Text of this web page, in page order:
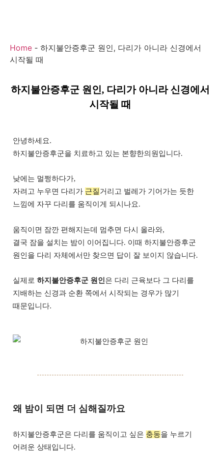
Home - 하지불안증후군 원인, 다리가 아니라 신경에서
시작될 때
하지불안증후군 원인, 다리가 아니라 신경에서
시작될 때
안녕하세요.
하지불안증후군을 치료하고 있는 본향한의원입니다.
낮에는 멀쩡하다가,
자려고 누우면 다리가 근질거리고 벌레가 기어가는 듯한
느낌에 자꾸 다리를 움직이게 되시나요.
움직이면 잠깐 편해지는데 멈추면 다시 올라와,
결국 잠을 설치는 밤이 이어집니다. 이때 하지불안증후군
원인을 다리 자체에서만 찾으면 답이 잘 보이지 않습니다.
실제로 하지불안증후군 원인은 다리 근육보다 그 다리를
지배하는 신경과 순환 쪽에서 시작되는 경우가 많기
때문입니다.
왜 밤이 되면 더 심해질까요
하지불안증후군은 다리를 움직이고 싶은 충동을 누르기
어려운 상태입니다.